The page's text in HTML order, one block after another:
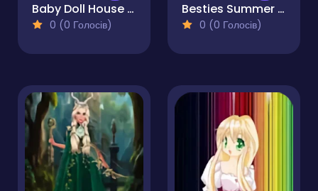
Baby Doll House Cleaning
0 (0 Голосів)
Besties Summer Vacation
0 (0 Голосів)